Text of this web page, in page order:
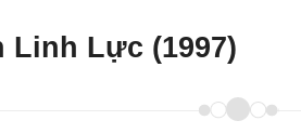
Linh Lực (1997)